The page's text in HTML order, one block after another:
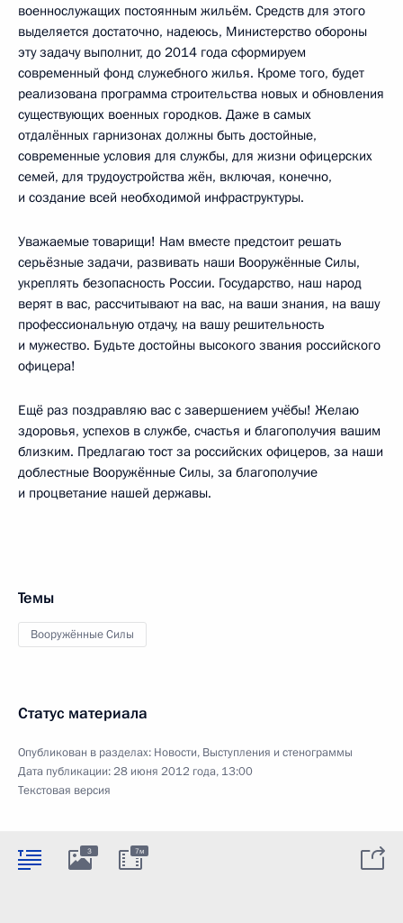
военнослужащих постоянным жильём. Средств для этого
выделяется достаточно, надеюсь, Министерство обороны
эту задачу выполнит, до 2014 года сформируем
современный фонд служебного жилья. Кроме того, будет
реализована программа строительства новых и обновления
существующих военных городков. Даже в самых
отдалённых гарнизонах должны быть достойные,
современные условия для службы, для жизни офицерских
семей, для трудоустройства жён, включая, конечно,
и создание всей необходимой инфраструктуры.
Уважаемые товарищи! Нам вместе предстоит решать
серьёзные задачи, развивать наши Вооружённые Силы,
укреплять безопасность России. Государство, наш народ
верят в вас, рассчитывают на вас, на ваши знания, на вашу
профессиональную отдачу, на вашу решительность
и мужество. Будьте достойны высокого звания российского
офицера!
Ещё раз поздравляю вас с завершением учёбы! Желаю
здоровья, успехов в службе, счастья и благополучия вашим
близким. Предлагаю тост за российских офицеров, за наши
доблестные Вооружённые Силы, за благополучие
и процветание нашей державы.
Темы
Вооружённые Силы
Статус материала
Опубликован в разделах: Новости, Выступления и стенограммы
Дата публикации:28 июня 2012 года, 13:00
Текстовая версия
3 7м